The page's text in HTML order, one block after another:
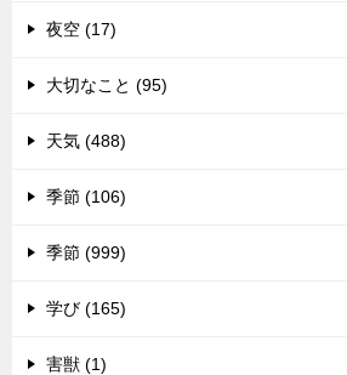
夜空 (17)
大切なこと (95)
天気 (488)
季節 (106)
季節 (999)
学び (165)
害獣 (1)